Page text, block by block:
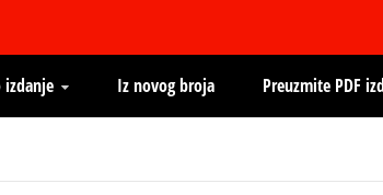
izdanje Iz novog broja Preuzmite PDF